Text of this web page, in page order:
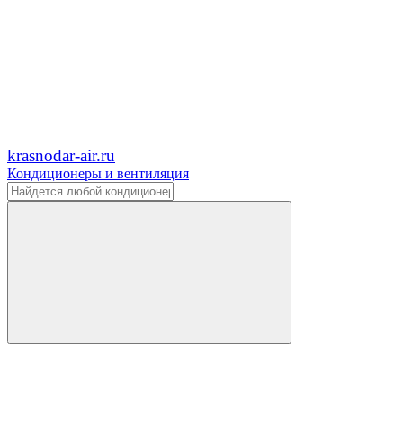
krasnodar-air.ru
Кондиционеры и вентиляция